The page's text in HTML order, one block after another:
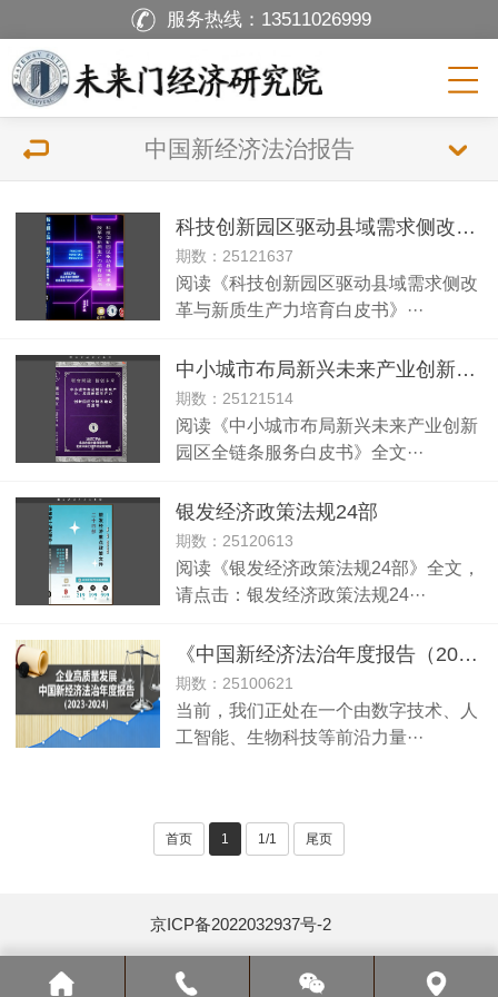
服务热线： 13511026999
中国新经济法治报告
科技创新园区驱动县域需求侧改革与新质生产力培育白皮书
期数：25121637
阅读《科技创新园区驱动县域需求侧改
革与新质生产力培育白皮书》···
中小城市布局新兴未来产业创新园区全链条服务白皮书
期数：25121514
阅读《中小城市布局新兴未来产业创新
园区全链条服务白皮书》全文···
银发经济政策法规24部
期数：25120613
阅读《银发经济政策法规24部》全文，
请点击：银发经济政策法规24···
《中国新经济法治年度报告（2023-2024）》
期数：25100621
当前，我们正处在一个由数字技术、人
工智能、生物科技等前沿力量···
首页 1 1/1 尾页
京ICP备2022032937号-2